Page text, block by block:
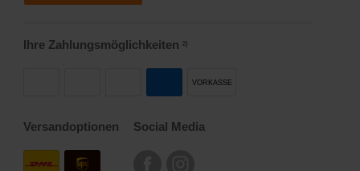
Ihre Zahlungsmöglichkeiten 2)
VORKASSE
Versandoptionen Social Media